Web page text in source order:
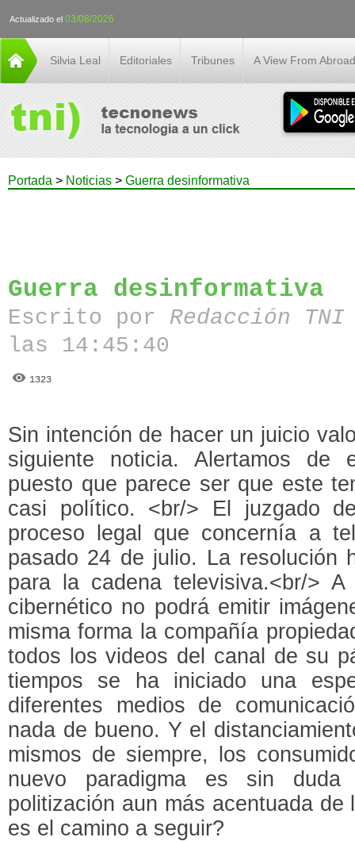
Actualizado el 03/08/2026
Silvia Leal Editoriales Tribunes A View From Abroad
Portada > Noticias > Guerra desinformativa
Guerra desinformativa
Escrito por Redacción
las 14:45:40
1323
Sin intención de hacer un juicio
siguiente noticia. Alertamos de
puesto que parece ser que este
casi político. <br/> El juzgado
proceso legal que concernía a
pasado 24 de julio. La resolución
para la cadena televisiva.<br/>
cibernético no podrá emitir
misma forma la compañía
todos los videos del canal de su
tiempos se ha iniciado una
diferentes medios de
nada de bueno. Y el
mismos de siempre, los
nuevo paradigma es sin
politización aun más acentuada
es el camino a seguir?